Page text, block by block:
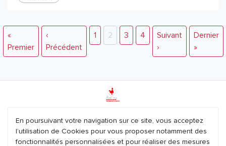
«
Premier
‹
Précédent
1 2 3 4
Suivant
›
Dernier
»
Mentions légales
Plan du site
En poursuivant votre navigation sur ce site, vous acceptez
l’utilisation de Cookies pour vous proposer notamment des
fonctionnalités personnalisées et pour réaliser des mesures